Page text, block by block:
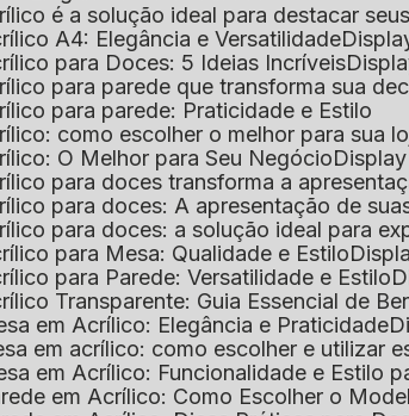
é a solução ideal para destacar
A4: Elegância e Versatilidade
para Doces: 5 Ideias Incríveis
para parede que transforma sua
para parede: Praticidade e Estilo
como escolher o melhor para sua
O Melhor para Seu Negócio
para doces transforma a
para doces: A apresentação de
para doces: a solução ideal para
para Mesa: Qualidade e Estilo
para Parede: Versatilidade e Estilo
Transparente: Guia Essencial de
em Acrílico: Elegância e Praticidade
em acrílico: como escolher e utilizar
em Acrílico: Funcionalidade e Estilo
em Acrílico: Como Escolher o